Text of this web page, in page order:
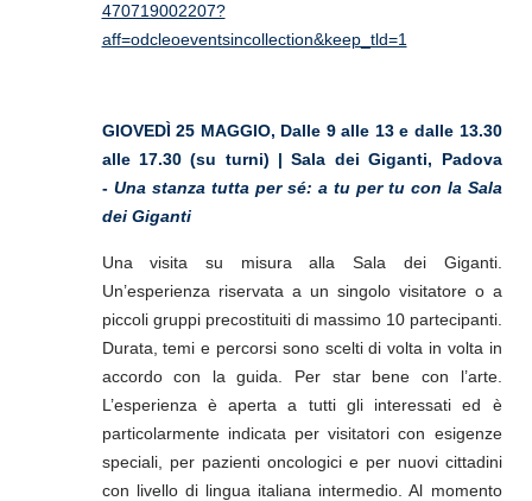
470719002207?
aff=odcleoeventsincollection&keep_tld=1
GIOVEDÌ 25 MAGGIO, Dalle 9 alle 13 e dalle 13.30
alle 17.30 (su turni) | Sala dei Giganti, Padova
- Una stanza tutta per sé: a tu per tu con la Sala
dei Giganti
Una visita su misura alla Sala dei Giganti.
Un’esperienza riservata a un singolo visitatore o a
piccoli gruppi precostituiti di massimo 10 partecipanti.
Durata, temi e percorsi sono scelti di volta in volta in
accordo con la guida. Per star bene con l’arte.
L’esperienza è aperta a tutti gli interessati ed è
particolarmente indicata per visitatori con esigenze
speciali, per pazienti oncologici e per nuovi cittadini
con livello di lingua italiana intermedio. Al momento